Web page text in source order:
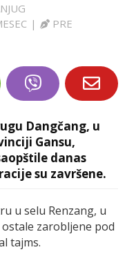
|
PRE
Dangčang, u
Gansu,
danas
su završene.
u selu Renzang, u
zarobljene pod
tajms.